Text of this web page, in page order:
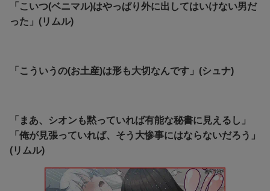
「こいつ(ベニマル)はやっぱり外に出してはいけない男だ
った」(リムル)
「こういうの(お土産)は形も大切なんです」(シュナ)
「まあ、シオンも黙っていれば有能な秘書に見えるし」
「俺が見張っていれば、そう大惨事にはならないだろう」
(リムル)